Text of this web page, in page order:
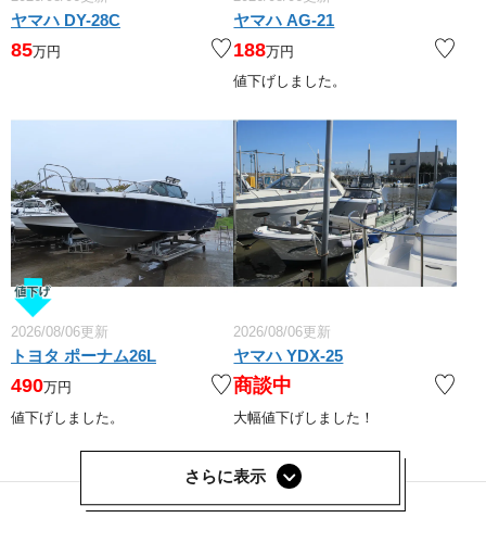
ヤマハ DY-28C
85万円
ヤマハ AG-21
188万円
値下げしました。
2026/08/06更新
トヨタ ポーナム26L
490万円
値下げしました。
2026/08/06更新
ヤマハ YDX-25
商談中
大幅値下げしました！
さらに表示